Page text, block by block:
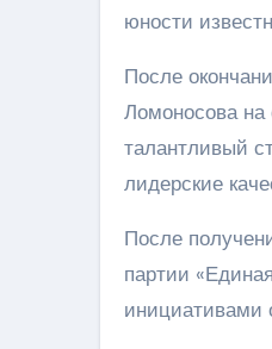
юности
После
Ломоносова на
талантливый
лидерские
После
партии
инициативами